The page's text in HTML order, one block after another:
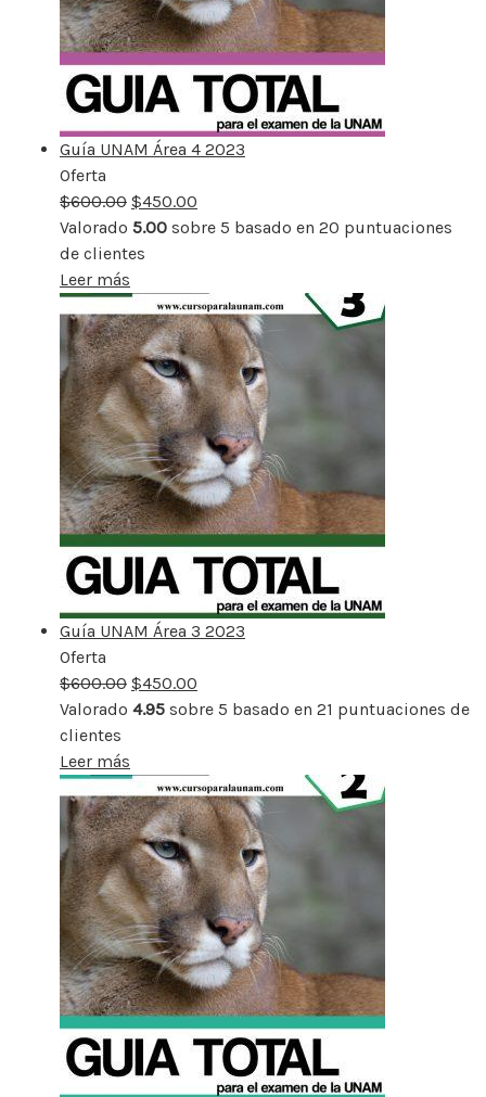
Guía UNAM Área 4 2023
Oferta
rebajado
$600.00 $450.00
Valorado 5.00 sobre 5 basado en 20 puntuaciones
de clientes
Leer más
Guía UNAM Área 3 2023
Oferta
rebajado
$600.00 $450.00
Valorado 4.95 sobre 5 basado en 21 puntuaciones de
clientes
Leer más